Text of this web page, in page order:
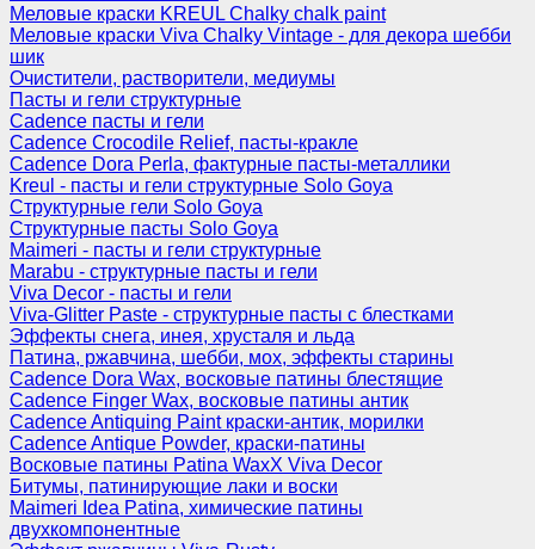
Меловые краски KREUL Chalky chalk paint
Меловые краски Viva Chalky Vintage - для декора шебби
шик
Очистители, растворители, медиумы
Пасты и гели структурные
Cadence пасты и гели
Cadence Crocodile Relief, пасты-кракле
Cadence Dora Perla, фактурные пасты-металлики
Kreul - пасты и гели структурные Solo Goya
Структурные гели Solo Goya
Структурные пасты Solo Goya
Maimeri - пасты и гели структурные
Marabu - структурные пасты и гели
Viva Decor - пасты и гели
Viva-Glitter Paste - структурные пасты с блестками
Эффекты снега, инея, хрусталя и льда
Патина, ржавчина, шебби, мох, эффекты старины
Cadence Dora Wax, восковые патины блестящие
Cadence Finger Wax, восковые патины антик
Сadence Antiquing Paint краски-антик, морилки
Cadence Antique Powder, краски-патины
Восковые патины Patina WaxX Viva Decor
Битумы, патинирующие лаки и воски
Maimeri Idea Patina, химические патины
двухкомпонентные